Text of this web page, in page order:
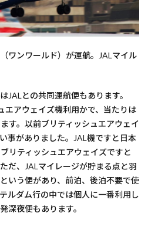
ワンワールド）が運航。JALマイル
との共同運航便もあります。
エアウェイズ機利用かで、当たりは
す。以前ブリティッシュエアウェイ
事がありました。JAL機ですと日本
リティッシュエアウェイズですと
だ、JALマイレージが貯まる点と羽
いう便があり、前泊、後泊不要で使
ルダム行の中では個人に一番利用し
深夜便もあります。